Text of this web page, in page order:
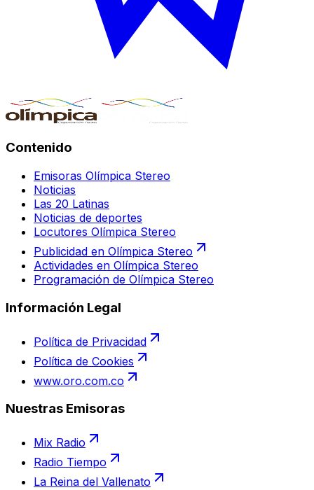
Contenido
Emisoras Olímpica Stereo
Noticias
Las 20 Latinas
Noticias de deportes
Locutores Olímpica Stereo
Publicidad en Olímpica Stereo
Actividades en Olímpica Stereo
Programación de Olímpica Stereo
Información Legal
Política de Privacidad
Política de Cookies
www.oro.com.co
Nuestras Emisoras
Mix Radio
Radio Tiempo
La Reina del Vallenato